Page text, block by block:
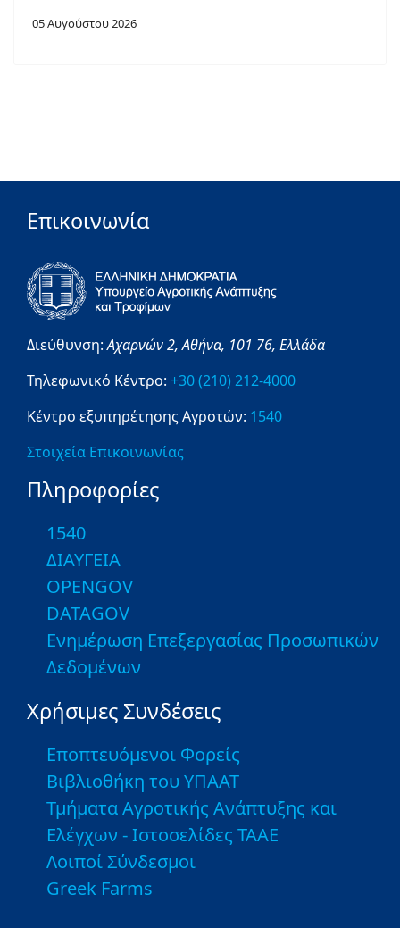
05 Αυγούστου 2026
Επικοινωνία
Διεύθυνση:Αχαρνών 2,Αθήνα, 101 76, Ελλάδα
Τηλεφωνικό Κέντρο: +30 (210) 212-4000
Κέντρο εξυπηρέτησης Αγροτών: 1540
Στοιχεία Επικοινωνίας
Πληροφορίες
1540
ΔΙΑΥΓΕΙΑ
OPENGOV
DATAGOV
Ενημέρωση Επεξεργασίας Προσωπικών
Δεδομένων
Χρήσιμες Συνδέσεις
Εποπτευόμενοι Φορείς
Βιβλιοθήκη του ΥΠΑΑΤ
Τμήματα Αγροτικής Ανάπτυξης και
Ελέγχων - Ιστοσελίδες ΤΑΑΕ
Λοιποί Σύνδεσμοι
Greek Farms